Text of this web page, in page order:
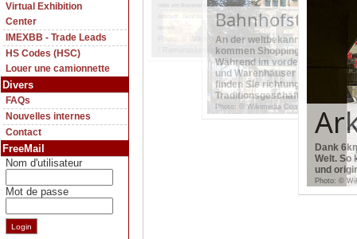
Virtual Exhibition
Center
IMEXBB - Trade Leads
HS Codes (HSC)
Louer une camionnette
Divers
FAQs
Nouvelles internes
Contact
FreeMail
Nom d'utilisateur
Mot de passe
Dank
Welt. So
und
Photo: ©
Bahnhofstrasse
An der weltbekannten
kommen Shoppinghungrige
Während im vorderen Teil
und Warenhäuser das
finden Sie richtung See
Traditionsgeschäfte.
Photo: © Wikimedia Commons / Roland
oder ein Bummel durch die gemütliche
Altstadt - Genf hat für alle etwas zu
Photo: © Wikimedia Commons
/ Ramunasjurevicius